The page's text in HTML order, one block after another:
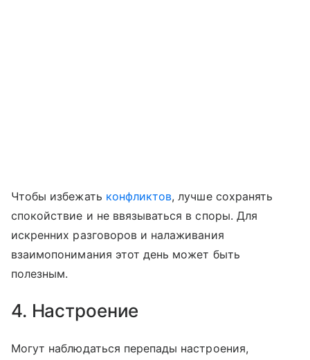
Чтобы избежать конфликтов, лучше сохранять
спокойствие и не ввязываться в споры. Для
искренних разговоров и налаживания
взаимопонимания этот день может быть
полезным.
4. Настроение
Могут наблюдаться перепады настроения,